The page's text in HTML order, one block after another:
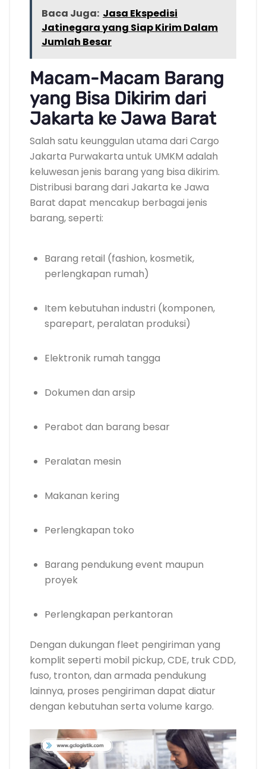
Baca Juga: Jasa Ekspedisi
Jatinegara yang Siap Kirim Dalam
Jumlah Besar
Macam-Macam Barang
yang Bisa Dikirim dari
Jakarta ke Jawa Barat
Salah satu keunggulan utama dari Cargo
Jakarta Purwakarta untuk UMKM adalah
keluwesan jenis barang yang bisa dikirim.
Distribusi barang dari Jakarta ke Jawa
Barat dapat mencakup berbagai jenis
barang, seperti:
Barang retail (fashion, kosmetik,
perlengkapan rumah)
Item kebutuhan industri (komponen,
sparepart, peralatan produksi)
Elektronik rumah tangga
Dokumen dan arsip
Perabot dan barang besar
Peralatan mesin
Makanan kering
Perlengkapan toko
Barang pendukung event maupun
proyek
Perlengkapan perkantoran
Dengan dukungan fleet pengiriman yang
komplit seperti mobil pickup, CDE, truk CDD,
fuso, tronton, dan armada pendukung
lainnya, proses pengiriman dapat diatur
dengan kebutuhan serta volume kargo.